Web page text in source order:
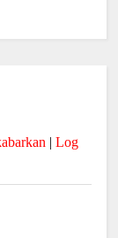
|Log